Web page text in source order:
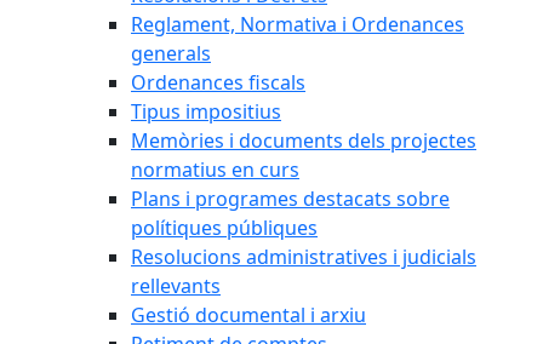
Reglament, Normativa i Ordenances
generals
Ordenances fiscals
Tipus impositius
Memòries i documents dels projectes
normatius en curs
Plans i programes destacats sobre
polítiques públiques
Resolucions administratives i judicials
rellevants
Gestió documental i arxiu